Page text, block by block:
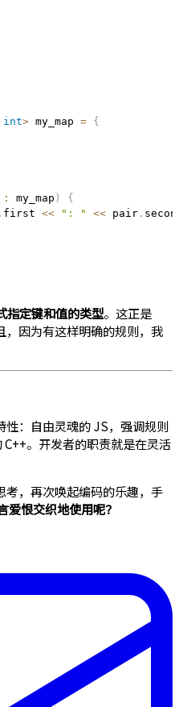
int> my_map =
{
: my_map )
{
first << ": " << pair.
指定键和值的类型。这正是
，因为有这样明确的规则，我
：自由灵魂的 JS，强调规则
。开发者的职责就是在灵活
考，再次唤起编码的乐趣，手
爱恨交织地使用呢？